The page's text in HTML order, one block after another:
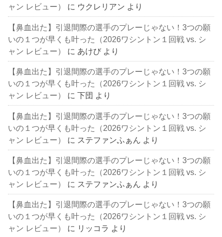
ャン レビュー）
に ウクレリアン より
【鼻血出た】引退間際の選手のプレーじゃない！3つの願
いの１つが早くも叶った（2026ワシントン１回戦 vs. シ
ャン レビュー）
に あけび より
【鼻血出た】引退間際の選手のプレーじゃない！3つの願
いの１つが早くも叶った（2026ワシントン１回戦 vs. シ
ャン レビュー）
に下団 より
【鼻血出た】引退間際の選手のプレーじゃない！3つの願
いの１つが早くも叶った（2026ワシントン１回戦 vs. シ
ャン レビュー）
に ステファンふぁん より
【鼻血出た】引退間際の選手のプレーじゃない！3つの願
いの１つが早くも叶った（2026ワシントン１回戦 vs. シ
ャン レビュー）
に ステファンふぁん より
【鼻血出た】引退間際の選手のプレーじゃない！3つの願
いの１つが早くも叶った（2026ワシントン１回戦 vs. シ
ャン レビュー）
に リッコラ より